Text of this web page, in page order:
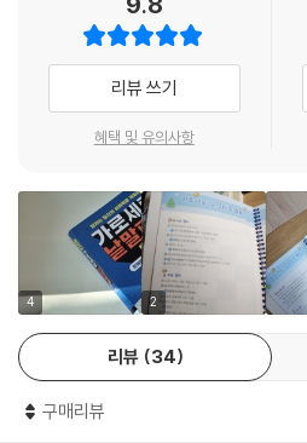
서 그 첫 번째 ‘초급편’을 먼저 선보입니
주를 이루고, 선행 학습자를 위해 고학년
는 상관없이 누구나 재미있고도 유익한
이 책은 단순히 낱말 알아맞히기 게임만
련했답니다. 낱말의 의미와 활용도를 이
면 헷갈리고 틀리기 쉬운 어휘들이 어릴
야 제대로 된 맞춤법과 올바른 표기법이
까?’를 많이 고민하고 시도해본 끝에 탄
‘모래’와 ‘모레’ ‘술레’와 ‘술래’ 등 맞춤법
표기법이 다소 까다로운 어휘들, ‘호루라기
꼭 알아야 할 필수 어휘들을 자연스럽게
리뷰 쓰기
혜택 및 유의사항
4 2
리뷰 34
구매리뷰